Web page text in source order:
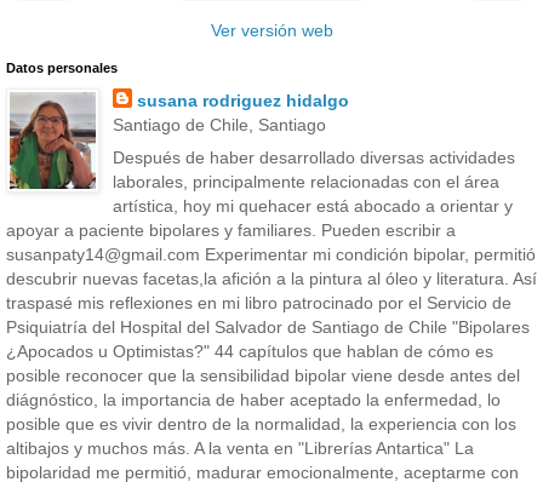
Ver versión web
Datos personales
susana rodriguez hidalgo
Santiago de Chile, Santiago
Después de haber desarrollado diversas actividades
laborales, principalmente relacionadas con el área
artística, hoy mi quehacer está abocado a orientar y
apoyar a paciente bipolares y familiares. Pueden escribir a
susanpaty14@gmail.com Experimentar mi condición bipolar, permitió
descubrir nuevas facetas,la afición a la pintura al óleo y literatura. Así
traspasé mis reflexiones en mi libro patrocinado por el Servicio de
Psiquiatría del Hospital del Salvador de Santiago de Chile "Bipolares
¿Apocados u Optimistas?" 44 capítulos que hablan de cómo es
posible reconocer que la sensibilidad bipolar viene desde antes del
diágnóstico, la importancia de haber aceptado la enfermedad, lo
posible que es vivir dentro de la normalidad, la experiencia con los
altibajos y muchos más. A la venta en "Librerías Antartica" La
bipolaridad me permitió, madurar emocionalmente, aceptarme con